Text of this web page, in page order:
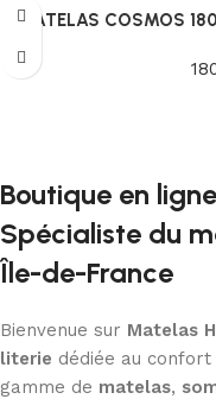
MATELAS COSMOS
Boutique en
Spécialiste du
Île-de-France
Bienvenue sur Matelas
literie dédiée au
gamme de matelas,